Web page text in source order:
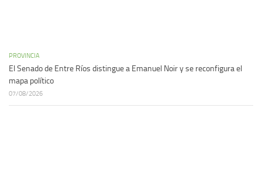
PROVINCIA
El Senado de Entre Ríos distingue a Emanuel Noir y se reconfigura el
mapa político
07/08/2026